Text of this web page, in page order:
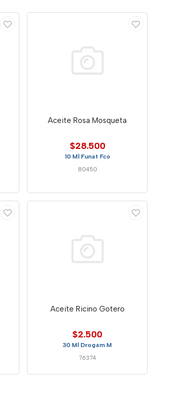
Aceite Rosa Mosqueta
$28.500
10 Ml Funat Fco
80450
Aceite Ricino Gotero
$2.500
30 Ml Drogam M
76374